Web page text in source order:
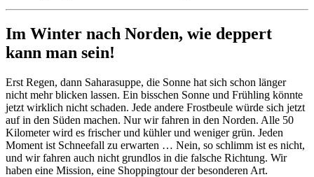
Im Winter nach Norden, wie deppert
kann man sein!
Erst Regen, dann Saharasuppe, die Sonne hat sich schon länger
nicht mehr blicken lassen. Ein bisschen Sonne und Frühling könnte
jetzt wirklich nicht schaden. Jede andere Frostbeule würde sich jetzt
auf in den Süden machen. Nur wir fahren in den Norden. Alle 50
Kilometer wird es frischer und kühler und weniger grün. Jeden
Moment ist Schneefall zu erwarten … Nein, so schlimm ist es nicht,
und wir fahren auch nicht grundlos in die falsche Richtung. Wir
haben eine Mission, eine Shoppingtour der besonderen Art.